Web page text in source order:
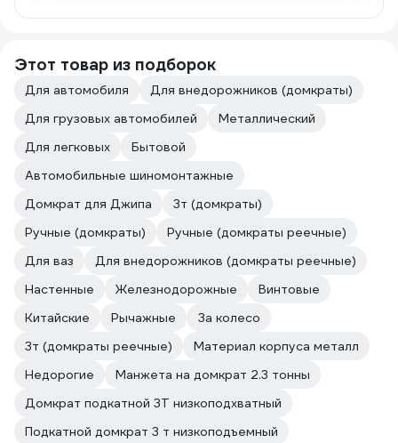
Этот товар из подборок
Для автомобиля
Для внедорожников (домкраты)
Для грузовых автомобилей
Металлический
Для легковых
Бытовой
Автомобильные шиномонтажные
Домкрат для Джипа
3т (домкраты)
Ручные (домкраты)
Ручные (домкраты реечные)
Для ваз
Для внедорожников (домкраты реечные)
Настенные
Железнодорожные
Винтовые
Китайские
Рычажные
За колесо
3т (домкраты реечные)
Материал корпуса металл
Недорогие
Манжета на домкрат 2.3 тонны
Домкрат подкатной 3Т низкоподхватный
Подкатной домкрат 3 т низкоподъемный